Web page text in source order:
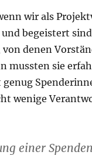
wir als
begeis­tert
denen
muss­ten sie
weni­ge
einer